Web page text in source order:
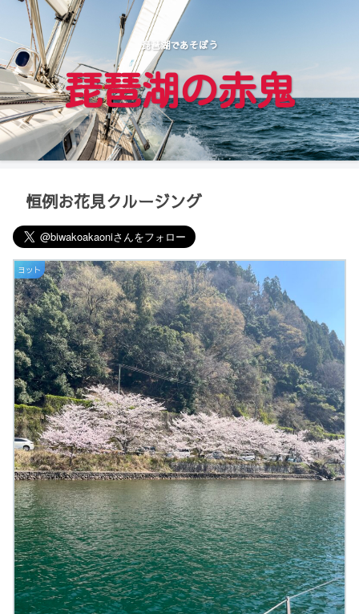
琵琶湖であそぼう
琵琶湖の赤鬼
恒例お花見クルージング
ヨット